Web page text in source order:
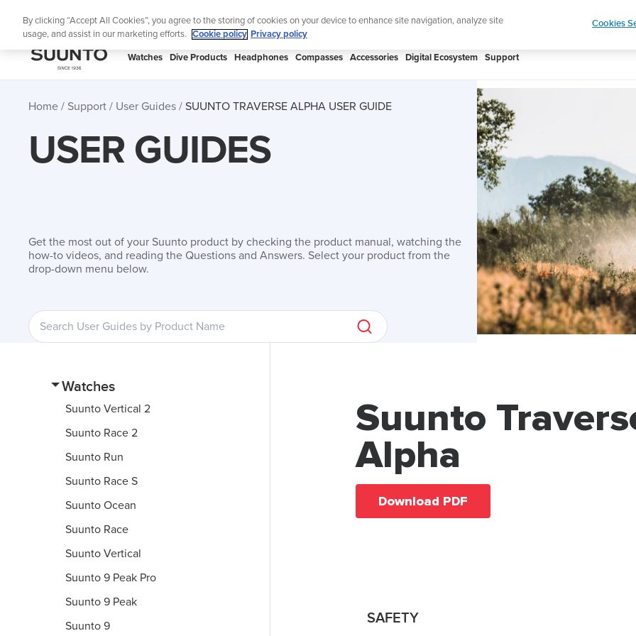
Lightweight sports watch designed for runners Shop
SUUNTO
Watches Dive Products Headphones Compasses Accessories Digital Ecosystem Support
Home Support User Guides SUUNTO TRAVERSE ALPHA USER GUIDE
USER GUIDES
Get the most out of your Suunto product by checking the product manual, watching the
how-to videos, and reading the Questions and Answers. Select your product from the
drop-down menu below.
Watches
Suunto Vertical 2
Suunto Race 2
Suunto Run
Suunto Race S
Suunto Ocean
Suunto Race
Suunto Vertical
Suunto 9 Peak Pro
Suunto 9 Peak
Suunto 9
Suunto
Alpha
Download PDF
SAFETY
By clicking “Accept All Cookies”, you agree to the storing of cookies on your device to enhance site navigation, analyze site
usage, and assist in our marketing efforts.
Cookie policy Privacy policy
Cookies